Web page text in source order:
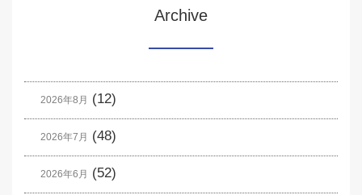
Archive
2026年8月 (12)
2026年7月 (48)
2026年6月 (52)